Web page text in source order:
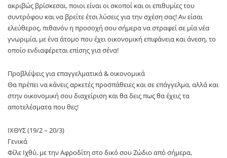
ακριβώς βρίσκεσαι, ποιοι είναι οι σκοποί και οι επιθυμίες του
συντρόφου και να βρείτε έτσι λύσεις για την σχέση σας! Αν είσαι
ελεύθερος, πιθανόν η προσοχή σου σήμερα να στραφεί σε μία νέα
γνωριμία, με ένα άτομο που έχει οικονομική επιφάνεια και άνεση, το
οποίο ενδιαφέρεται επίσης για σένα!
Προβλέψεις για επαγγελματικά & οικονομικά
Θα πρέπει να κάνεις αρκετές προσπάθειες και σε επάγγελμα, αλλά και
στην οικονομική σου διαχείριση και θα δεις πως θα έχεις τα
αποτελέσματα που θες!
ΙΧΘΥΣ (19/2 – 20/3)
Γενικά
Φίλε Ιχθύ, με την Αφροδίτη στο δικό σου Ζώδιο από σήμερα,